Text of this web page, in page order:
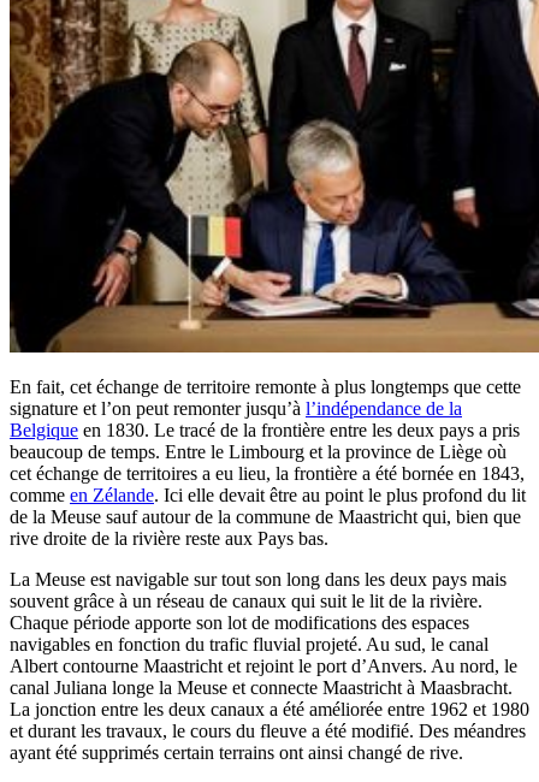
En fait, cet échange de territoire remonte à plus longtemps que cette
signature et l’on peut remonter jusqu’à l’indépendance de la
Belgique en 1830. Le tracé de la frontière entre les deux pays a pris
beaucoup de temps. Entre le Limbourg et la province de Liège où
cet échange de territoires a eu lieu, la frontière a été bornée en 1843,
comme en Zélande. Ici elle devait être au point le plus profond du lit
de la Meuse sauf autour de la commune de Maastricht qui, bien que
rive droite de la rivière reste aux Pays bas.
La Meuse est navigable sur tout son long dans les deux pays mais
souvent grâce à un réseau de canaux qui suit le lit de la rivière.
Chaque période apporte son lot de modifications des espaces
navigables en fonction du trafic fluvial projeté. Au sud, le canal
Albert contourne Maastricht et rejoint le port d’Anvers. Au nord, le
canal Juliana longe la Meuse et connecte Maastricht à Maasbracht.
La jonction entre les deux canaux a été améliorée entre 1962 et 1980
et durant les travaux, le cours du fleuve a été modifié. Des méandres
ayant été supprimés certain terrains ont ainsi changé de rive.